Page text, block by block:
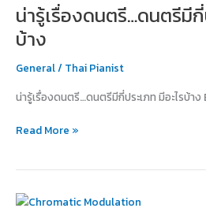
น่ารู้เรื่องดนตรี…ดนตรีมีกี่
บ้าง
General/ Thai Pianist
น่ารู้เรื่องดนตรี…ดนตรีมีกี่ประเภท มีอะไรบ้าง
เรื่อง
ดนตรี…
ดนตรี
มี
ประเภท
อะไร
Read More »
อะไร